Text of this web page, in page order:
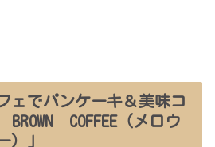
ェでパンケーキ＆美味コ
BROWN COFFEE（メロウ
）」